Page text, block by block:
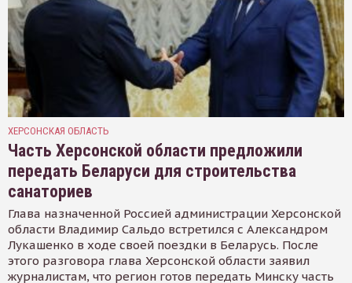
ХЕРСОНСКАЯ ОБЛАСТЬ
Часть Херсонской области предложили
передать Беларуси для строительства
санаториев
Глава назначенной Россией администрации Херсонской
области Владимир Сальдо встретился с Александром
Лукашенко в ходе своей поездки в Беларусь. После
этого разговора глава Херсонской области заявил
журналистам, что регион готов передать Минску часть